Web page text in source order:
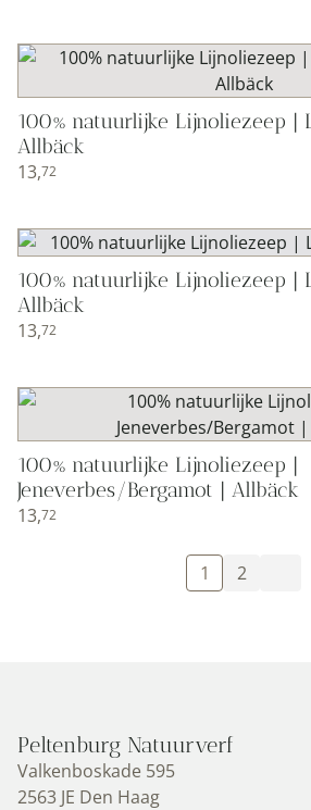
100% natuurlijke Lijnoliezeep |
Allbäck
13,72
100% natuurlijke Lijnoliezeep |
Allbäck
13,72
100% natuurlijke Lijnoliezeep |
Jeneverbes/Bergamot | Allbäck
13,72
1 2
Peltenburg Natuurverf
Valkenboskade 595
2563 JE Den Haag